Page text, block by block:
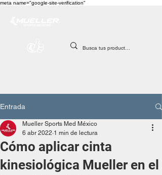
meta name="google-site-verification"
Entrada
Cómo aplicar cinta
kinesiológica Mueller en el
Mueller Sports Med México
6 abr 2022 1 min de lectura